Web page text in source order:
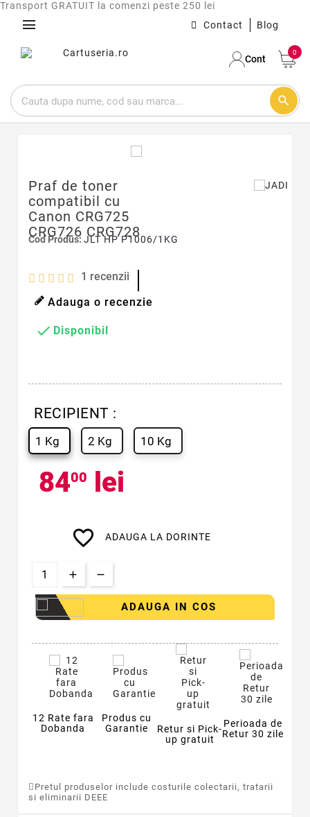
Transport GRATUIT la comenzi peste 250 lei
menu Contact Blog
Cont
0
search
Praf de toner
compatibil cu
Canon CRG725
CRG726 CRG728
Cod Produs: JLT HP P1006/1KG
1 recenzii
Adauga o recenzie
 Disponibil
RECIPIENT :
1 Kg 2 Kg 10 Kg
8400 lei
favorite_border ADAUGA LA DORINTE
ADAUGA IN COS
12 Rate fara
Dobanda
Produs cu
Garantie
Retur si Pick-
up gratuit
Perioada de
Retur 30 zile
Pretul produselor include costurile colectarii, tratarii
si eliminarii DEEE